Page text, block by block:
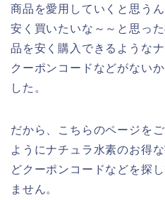
商品を愛用していくと思う
安く買いたいな～～と思っ
品を安く購入できるような
クーポンコードなどがない
した。
だから、こちらのページを
ようにナチュラ水素のお得
どクーポンコードなどを探
ません。